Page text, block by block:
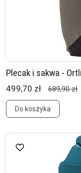
Plecak i sakwa -
499,70 zł 689,90 zł
Do koszyka